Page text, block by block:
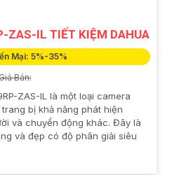
ZAS-IL TIẾT KIỆM DAHUA
Mại: 5%-35%
Bán:
ZAS-IL là một loại camera
bị khả năng phát hiện
và chuyển động khác. Đây là
và đẹp có độ phân giải siêu